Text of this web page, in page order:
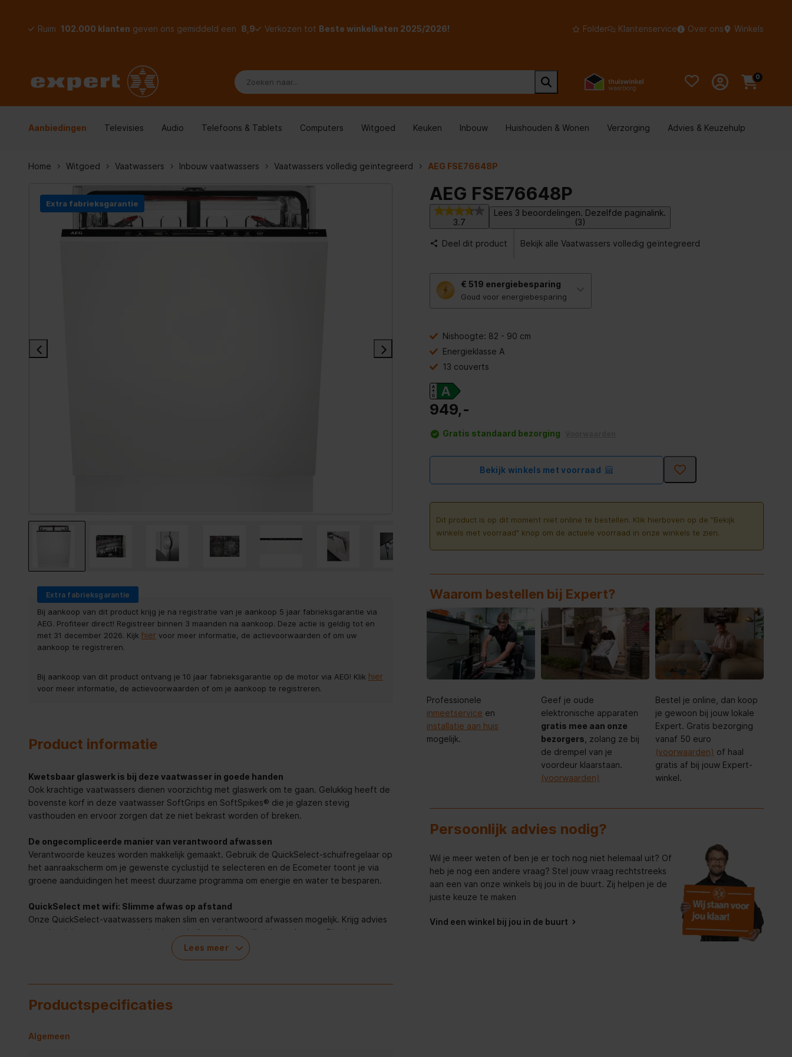
Ruim 102.000 klanten geven ons gemiddeld een 8,9 Verkozen tot Beste winkelketen 2025/2026! Folder Klantenservice Over ons Winkels
0
Aanbiedingen Televisies Audio Telefoons & Tablets Computers Witgoed Keuken Inbouw Huishouden & Wonen Verzorging Advies & Keuzehulp
Home Witgoed Vaatwassers Inbouw vaatwassers Vaatwassers volledig geïntegreerd AEG FSE76648P
Extra fabrieksgarantie
Extra fabrieksgarantie
Bij aankoop van dit product krijg je na registratie van je aankoop 5 jaar fabrieksgarantie via
AEG. Profiteer direct! Registreer binnen 3 maanden na aankoop. Deze actie is geldig tot en
met 31 december 2026. Kijk hier voor meer informatie, de actievoorwaarden of om uw
aankoop te registreren.
Bij aankoop van dit product ontvang je 10 jaar fabrieksgarantie op de motor via AEG! Klik hier
voor meer informatie, de actievoorwaarden of om je aankoop te registreren.
Product informatie
Kwetsbaar glaswerk is bij deze vaatwasser in goede handen
Ook krachtige vaatwassers dienen voorzichtig met glaswerk om te gaan. Gelukkig heeft de
bovenste korf in deze vaatwasser SoftGrips en SoftSpikes® die je glazen stevig
vasthouden en ervoor zorgen dat ze niet bekrast worden of breken.
De ongecompliceerde manier van verantwoord afwassen
Verantwoorde keuzes worden makkelijk gemaakt. Gebruik de QuickSelect-schuifregelaar op
het aanraakscherm om je gewenste cyclustijd te selecteren en de Ecometer toont je via
groene aanduidingen het meest duurzame programma om energie en water te besparen.
QuickSelect met wifi: Slimme afwas op afstand
Onze QuickSelect-vaatwassers maken slim en verantwoord afwassen mogelijk. Krijg advies
over het juiste programma op basis van lading, tijd en vuilheid van de vaat. Plan het wassen
om de energiekosten te drukken. De app vat het gebruik samen en biedt ECO-rapporten.
Met ComfortRails glijdt u de rekjes heel soepel op hun plaats zonder de borden te laten
rammelen. Altijd soepel in- en uitladen, zodat u zich geen zorgen hoeft te maken dat uw
vaatwerk beschadigt raakt.
Krachtig vaatwassen. Met SatelliteClean®
Lees meer
Productspecificaties
Algemeen
AEG FSE76648P
3.7
Lees 3 beoordelingen. Dezelfde paginalink.
(3)
Deel dit product Bekijk alle Vaatwassers volledig geïntegreerd
€ 519 energiebesparing
Goud voor energiebesparing
deze
knop
opent
voor
energiebesparing.
Nishoogte: 82 - 90 cm
Energieklasse A
13 couverts
949,-
Gratis standaard bezorging
Bekijk winkels met voorraad
Dit product is op dit moment niet online te bestellen. Klik hierboven op de "Bekijk
winkels met voorraad" knop om de actuele voorraad in onze winkels te zien.
Waarom bestellen bij Expert?
Professionele
inmeetservice en
installatie aan huis
mogelijk.
Geef je oude
elektronische apparaten
gratis mee aan onze
bezorgers , zolang ze bij
de drempel van je
voordeur klaarstaan.
(voorwaarden)
Bestel je online, dan koop
je gewoon bij jouw lokale
Expert. Gratis bezorging
vanaf 50 euro
(voorwaarden) of haal
gratis af bij jouw Expert-
winkel.
Persoonlijk advies nodig?
Wil je meer weten of ben je er toch nog niet helemaal uit? Of
heb je nog een andere vraag? Stel jouw vraag rechtstreeks
aan een van onze winkels bij jou in de buurt. Zij helpen je de
juiste keuze te maken
Vind een winkel bij jou in de buurt